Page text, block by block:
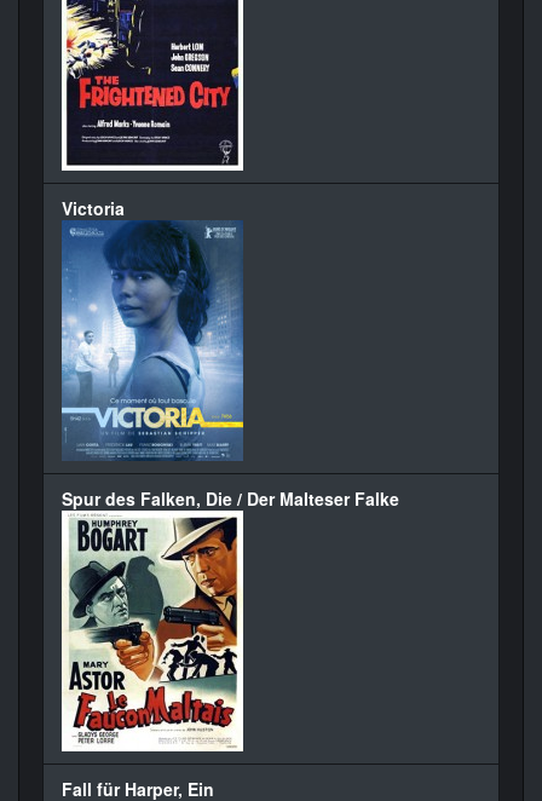
Victoria
Spur des Falken, Die / Der Malteser Falke
Fall für Harper, Ein